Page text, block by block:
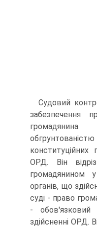
Судовий
забезпечення
ОРД. Він
громадянином
органів, що
суді - право
- обов'язковий
здійсненні ОРД.